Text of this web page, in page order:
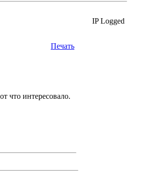
IP Logged
Печать
что интересовало.